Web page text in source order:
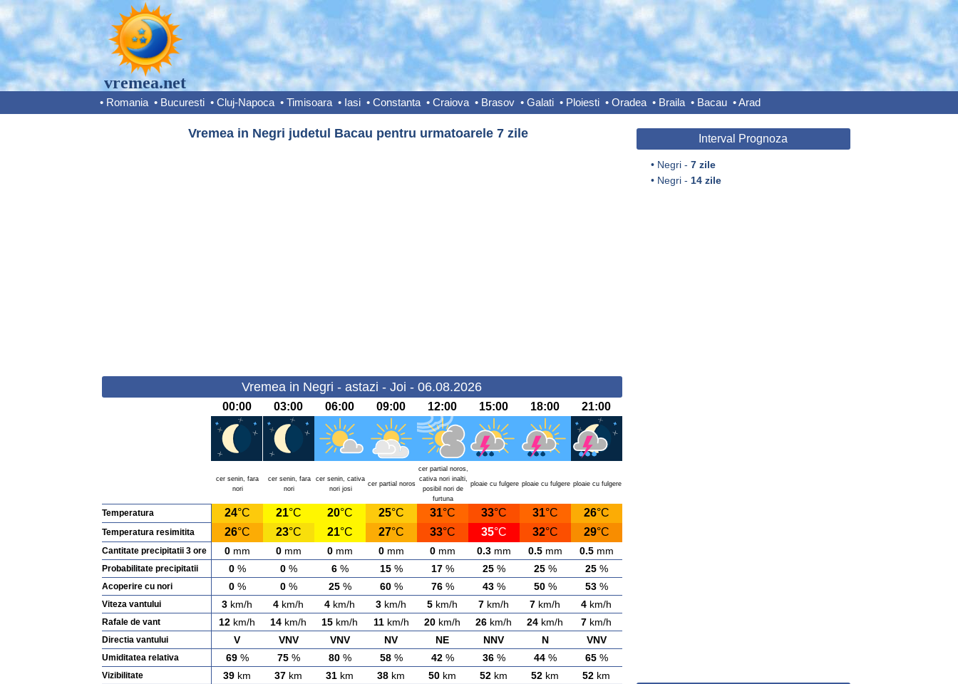
vremea.net
• Romania • Bucuresti • Cluj-Napoca • Timisoara • Iasi • Constanta • Craiova • Brasov • Galati • Ploiesti • Oradea • Braila • Bacau •Arad
Vremea in Negri judetul Bacau pentru urmatoarele 7 zile
Vremea in Negri - astazi - Joi - 06.08.2026
00:00 03:00 06:00 09:00 12:00 15:00 18:00 21:00
cer senin, fara
nori
cer senin, fara
nori
cer senin, cativa
nori josi
cer partial noros
cer partial noros,
cativa nori inalti,
posibil nori de
furtuna
ploaie cu fulgere ploaie cu fulgere ploaie cu fulgere
Temperatura 24°C 21°C 20°C 25°C 31°C 33°C 31°C 26°C
Temperatura resimitita 26°C 23°C 21°C 27°C 33°C 35°C 32°C 29°C
Cantitate precipitatii 3 ore 0mm 0mm 0mm 0mm 0mm 0.3mm 0.5mm 0.5mm
Probabilitate precipitatii 0% 0% 6% 15% 17% 25% 25% 25%
Acoperire cu nori 0% 0% 25% 60% 76% 43% 50% 53%
Viteza vantului 3 km/h 4 km/h 4 km/h 3 km/h 5 km/h 7 km/h 7 km/h 4 km/h
Rafale de vant 12 km/h 14 km/h 15 km/h 11km/h 20 km/h 26 km/h 24 km/h 7 km/h
Directia vantului V VNV VNV NV NE NNV N VNV
Umiditatea relativa 69% 75% 80% 58% 42% 36% 44% 65%
Vizibilitate 39 km 37 km 31 km 38 km 50 km 52 km 52 km 52 km
Interval Prognoza
• Negri - 7 zile
• Negri - 14 zile